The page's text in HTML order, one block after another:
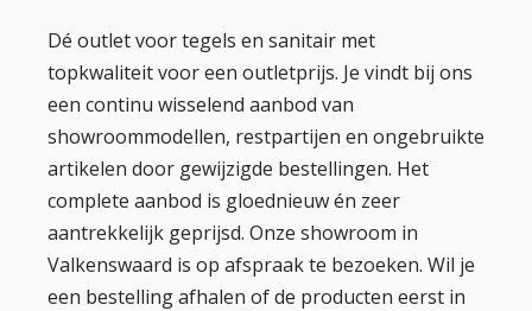
Dé outlet voor tegels en sanitair met
topkwaliteit voor een outletprijs. Je vindt bij ons
een continu wisselend aanbod van
showroommodellen, restpartijen en ongebruikte
artikelen door gewijzigde bestellingen. Het
complete aanbod is gloednieuw én zeer
aantrekkelijk geprijsd. Onze showroom in
Valkenswaard is op afspraak te bezoeken. Wil je
een bestelling afhalen of de producten eerst in